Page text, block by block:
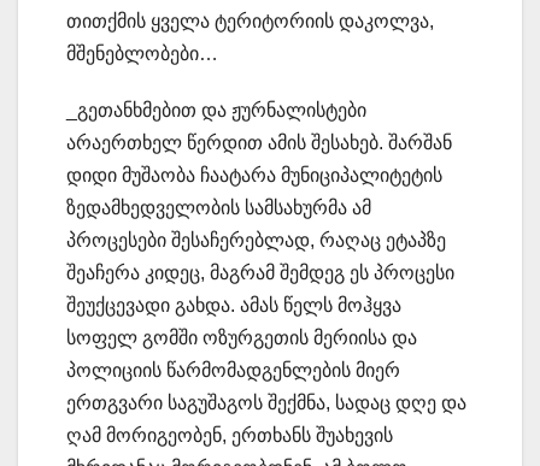
თითქმის ყველა ტერიტორიის დაკოლვა,
მშენებლობები…
_გეთანხმებით და ჟურნალისტები
არაერთხელ წერდით ამის შესახებ. შარშან
დიდი მუშაობა ჩაატარა მუნიციპალიტეტის
ზედამხედველობის სამსახურმა ამ
პროცესები შესაჩერებლად, რაღაც ეტაპზე
შეაჩერა კიდეც, მაგრამ შემდეგ ეს პროცესი
შეუქცევადი გახდა. ამას წელს მოჰყვა
სოფელ გომში ოზურგეთის მერიისა და
პოლიციის წარმომადგენლების მიერ
ერთგვარი საგუშაგოს შექმნა, სადაც დღე და
ღამ მორიგეობენ, ერთხანს შუახევის